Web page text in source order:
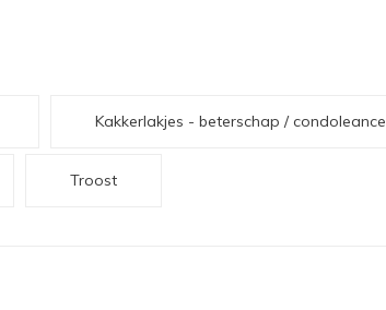
Kakkerlakjes - beterschap / condoleance
Troost